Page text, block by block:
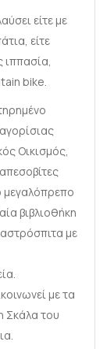
είτε με
είτε
ιππασία,
bike.
Οικισμός,
μεγαλόπρεπο
βιβλιοθήκη
με
με τα
Σκάλα του